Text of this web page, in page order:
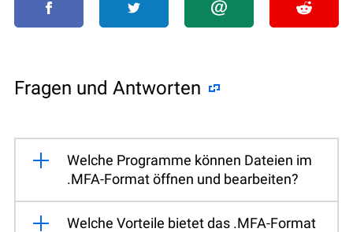
Fragen und Antworten
Welche Programme können Dateien im
.MFA-Format öffnen und bearbeiten?
Welche Vorteile bietet das .MFA-Format